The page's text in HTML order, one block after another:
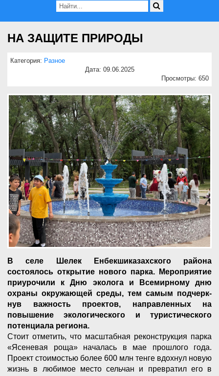
НА ЗАЩИТЕ ПРИРОДЫ
Категория: Разное
Дата: 09.06.2025
Просмотры: 650
В селе Шелек Енбекшиказахского района
состоялось открытие нового парка. Мероприятие
приурочили к Дню эколога и Всемирному дню
охраны окружающей среды, тем самым подчерк­
нув важность проектов, направленных на
повышение экологического и туристического
потенциала региона.
Стоит отметить, что масштабная реконструкция парка
«Ясеневая роща» началась в мае прошлого года.
Проект стоимостью более 600 млн тенге вдохнул новую
жизнь в любимое место сельчан и превратил его в